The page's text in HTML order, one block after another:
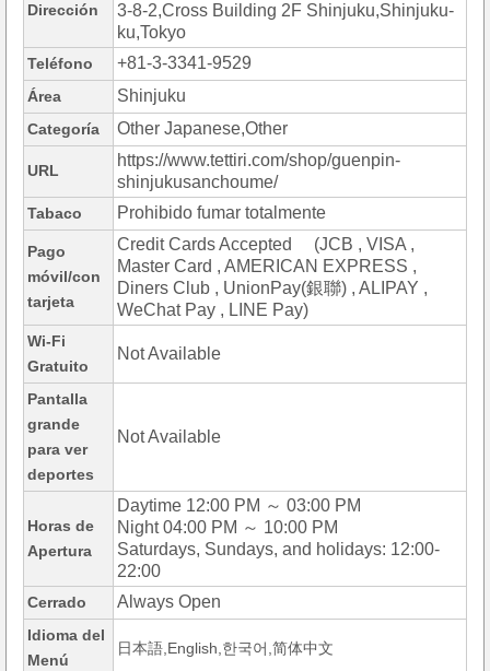
Dirección
3-8-2,Cross Building 2F Shinjuku,Shinjuku-
ku,Tokyo
Teléfono +81-3-3341-9529
Área Shinjuku
Categoría Other Japanese,Other
URL
https://www.tettiri.com/shop/guenpin-
shinjukusanchoume/
Tabaco Prohibido fumar totalmente
Pago
móvil/con
tarjeta
Credit Cards Accepted (JCB , VISA ,
Master Card , AMERICAN EXPRESS ,
Diners Club , UnionPay(銀聯) , ALIPAY ,
WeChat Pay , LINE Pay)
Wi-Fi
Gratuito
Not Available
Pantalla
grande
para ver
deportes
Not Available
Horas de
Apertura
Daytime 12:00 PM ～ 03:00 PM
Night 04:00 PM ～ 10:00 PM
Saturdays, Sundays, and holidays: 12:00-
22:00
Cerrado Always Open
Idioma del
Menú
日本語,English,한국어,简体中文